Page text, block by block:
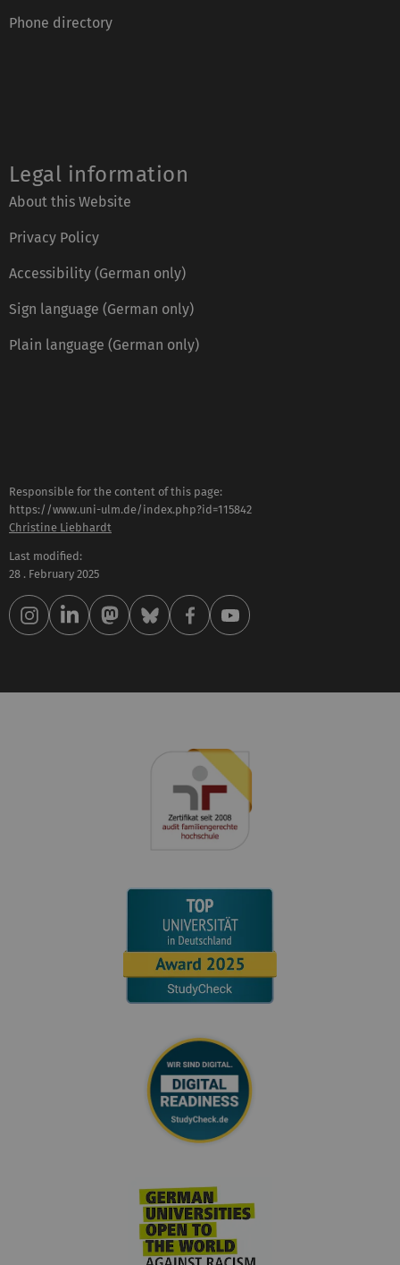
Phone directory
Legal information
About this Website
Privacy Policy
Accessibility (German only)
Sign language (German only)
Plain language (German only)
Responsible for the content of this page:
https://www.uni-ulm.de/index.php?id=115842
Christine Liebhardt
Last modified:
28 . February 2025